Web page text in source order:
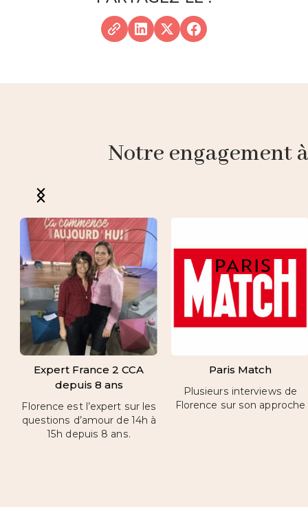
Notre engagement
Expert France 2 CCA
depuis 8 ans
Florence est l’expert sur les
questions d’amour de 14h à
15h depuis 8 ans.
Paris Match
Plusieurs interviews de
Florence sur son approche